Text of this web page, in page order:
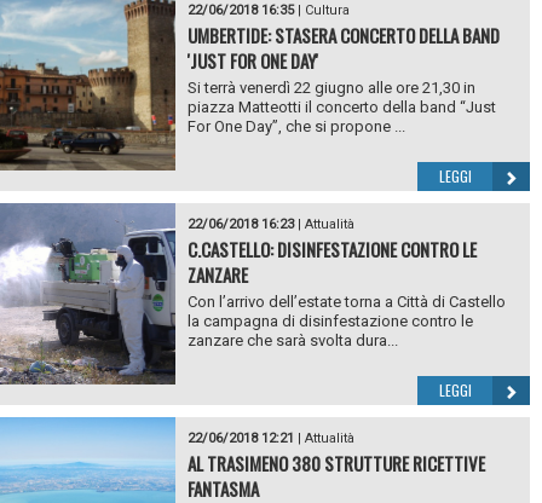
22/06/2018 16:35| Cultura
UMBERTIDE: STASERA CONCERTO DELLA BAND
'JUST FOR ONE DAY'
Si terrà venerdì 22 giugno alle ore 21,30 in
piazza Matteotti il concerto della band “Just
For One Day”, che si propone ...
LEGGI
22/06/2018 16:23| Attualità
C.CASTELLO: DISINFESTAZIONE CONTRO LE
ZANZARE
Con l’arrivo dell’estate torna a Città di Castello
la campagna di disinfestazione contro le
zanzare che sarà svolta dura...
LEGGI
22/06/2018 12:21 | Attualità
AL TRASIMENO 380 STRUTTURE RICETTIVE
FANTASMA